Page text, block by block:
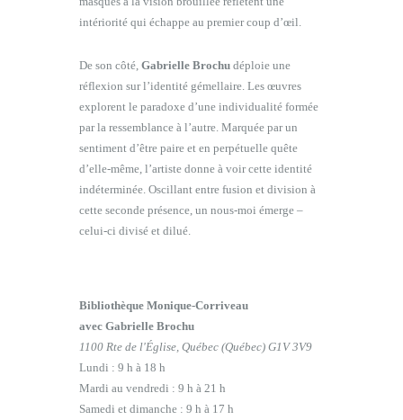
intériorité qui échappe au premier coup d’œil.
De son côté, Gabrielle Brochudéploie une
réflexion sur l’identité gémellaire. Les œuvres
explorent le paradoxe d’une individualité formée
par la ressemblance à l’autre. Marquée par un
sentiment d’être paire et en perpétuelle quête
d’elle-même, l’artiste donne à voir cette identité
indéterminée. Oscillant entre fusion et division à
cette seconde présence, un nous-moi émerge –
celui-ci divisé et dilué.
Bibliothèque Monique-Corriveau
avec Gabrielle Brochu
1100 Rte de l'Église, Québec (Québec) G1V 3V9
Lundi : 9 h à 18 h
Mardi au vendredi : 9 h à 21 h
Samedi et dimanche : 9 h à 17 h